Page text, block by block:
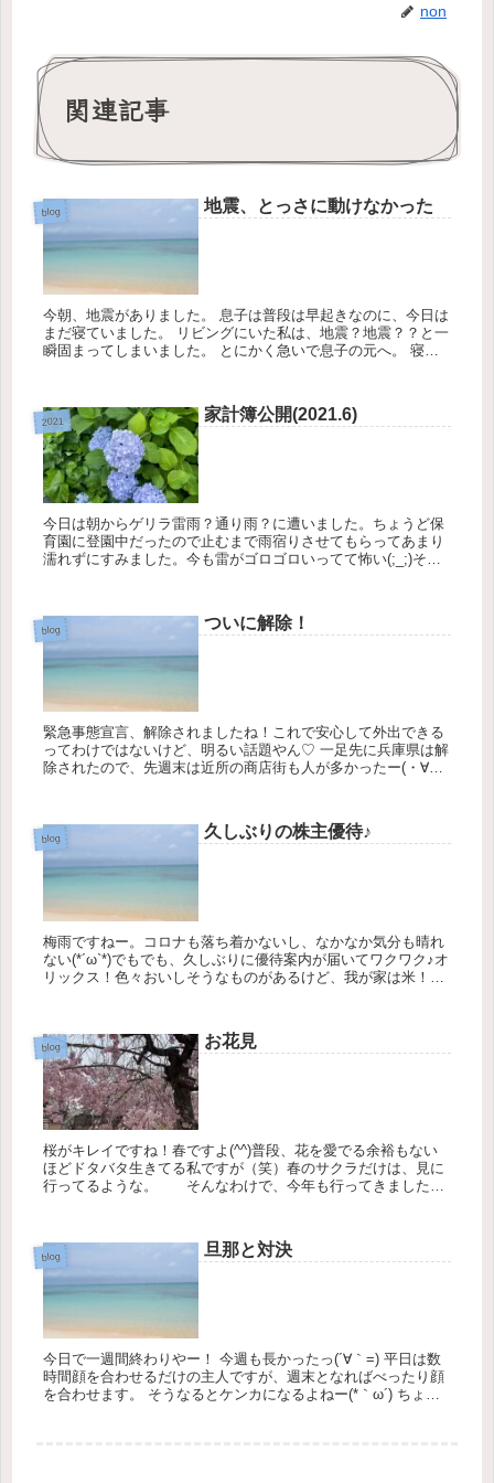
non
関連記事
blog 地震、とっさに動けなかった
今朝、地震がありました。 息子は普段は早起きなのに、今日は
まだ寝ていました。 リビングにいた私は、地震？地震？？と一
瞬固まってしまいました。 とにかく急いで息子の元へ。 寝室
2021 家計簿公開(2021.6)
今日は朝からゲリラ雷雨？通り雨？に遭いました。ちょうど保
育園に登園中だったので止むまで雨宿りさせてもらってあまり
濡れずにすみました。今も雷がゴロゴロいってて怖い(;_;)そん
blog ついに解除！
緊急事態宣言、解除されましたね！これで安心して外出できる
ってわけではないけど、明るい話題やん♡ 一足先に兵庫県は解
除されたので、先週末は近所の商店街も人が多かったー(・∀・)
blog 久しぶりの株主優待♪
梅雨ですねー。コロナも落ち着かないし、なかなか気分も晴れ
ない(*´ω`*)でもでも、久しぶりに優待案内が届いてワクワク♪オ
リックス！色々おいしそうなものがあるけど、我が家は米！と
blog お花見
桜がキレイですね！春ですよ(^^)普段、花を愛でる余裕もない
ほどドタバタ生きてる私ですが（笑）春のサクラだけは、見に
行ってるような。 そんなわけで、今年も行ってきました
blog 旦那と対決
今日で一週間終わりやー！ 今週も長かったっ(´∀｀=) 平日は数
時間顔を合わせるだけの主人ですが、週末となればべったり顔
を合わせます。 そうなるとケンカになるよねー(*｀ω´) ちょっ